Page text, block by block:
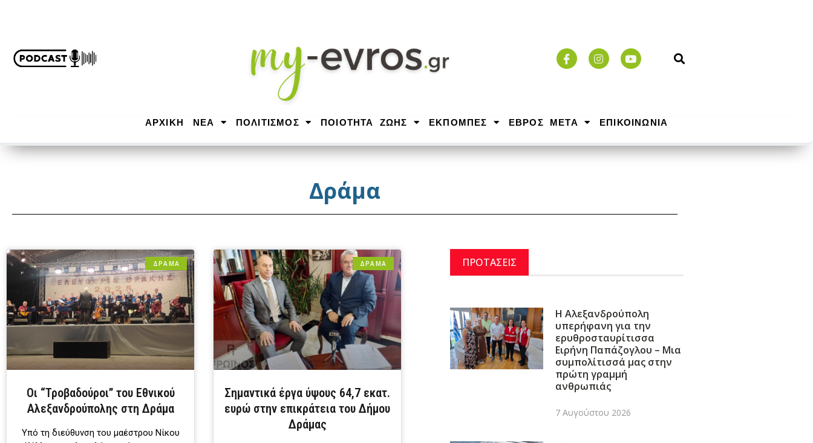
ΑΡΧΙΚΉ ΝΕΑ ΠΟΛΙΤΙΣΜΟΣ ΠΟΙΟΤΗΤΑ ΖΩΗΣ ΕΚΠΟΜΠΕΣ ΕΒΡΟΣ ΜΕΤΑ ΕΠΙΚΟΙΝΩΝΙΑ
Δράμα
ΔΡΆΜΑ
Οι “Τροβαδούροι” του Εθνικού
Αλεξανδρούπολης στη Δράμα
Υπό τη διεύθυνση του μαέστρου Νίκου
ΔΡΆΜΑ
Σημαντικά έργα ύψους 64,7 εκατ.
ευρώ στην επικράτεια του Δήμου
Δράμας
ΠΡΟΤΑΣΕΙΣ
Η Αλεξανδρούπολη
υπερήφανη για την
ερυθροσταυρίτισσα
Ειρήνη Παπάζογλου – Μια
συμπολίτισσά μας στην
πρώτη γραμμή
ανθρωπιάς
7 Αυγούστου 2026